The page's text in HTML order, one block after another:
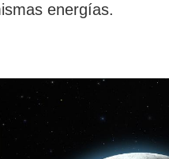
energías.